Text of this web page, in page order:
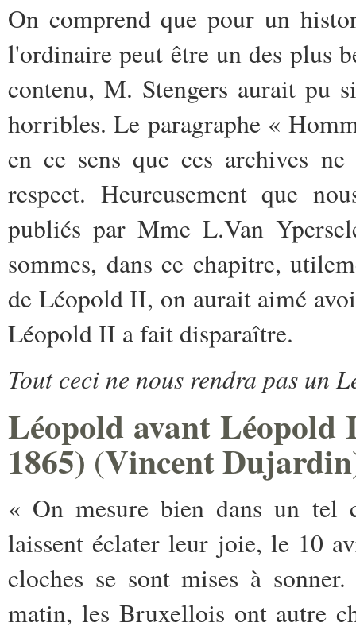
On comprend que pour un
l'ordinaire peut être un des plus
contenu, M. Stengers aurait pu
horribles. Le paragraphe «
en ce sens que ces archives
respect. Heureusement que
publiés par Mme L.Van
sommes, dans ce chapitre,
de Léopold II, on aurait aimé
Léopold II a fait disparaître.
Tout ceci ne nous rendra pas un
Léopold avant
1865) (Vincent
« On mesure bien dans un tel
laissent éclater leur joie, le 10
cloches se sont mises à
matin, les Bruxellois ont autre